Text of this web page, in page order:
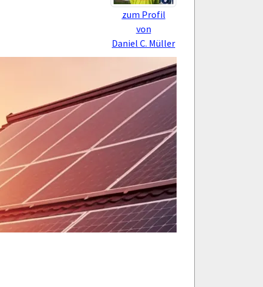
zum Profil
von
Daniel C. Müller